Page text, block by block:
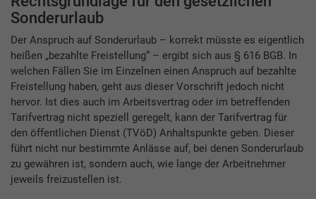
Sonderurlaub
Der Anspruch auf Sonderurlaub – korrekt müsste es eigentlich
heißen „bezahlte Freistellung“ – ergibt sich aus § 616 BGB. In
welchen Fällen Sie im Einzelnen einen Anspruch auf bezahlte
Freistellung haben, geht aus dieser Vorschrift jedoch nicht
hervor. Ist dies auch im Arbeitsvertrag oder im betreffenden
Tarifvertrag nicht speziell geregelt, kann der Tarifvertrag für
den öffentlichen Dienst (TVöD) Anhaltspunkte geben. Dieser
führt nicht nur bestimmte Anlässe auf, bei denen Sonderurlaub
zu gewähren ist, sondern auch, wie lange der Arbeitnehmer
jeweils freizustellen ist.